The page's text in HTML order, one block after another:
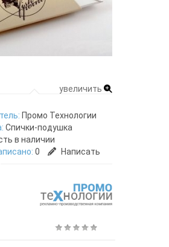
увеличить
Промо Технологии
Спички-подушка
в наличии
0 Написать